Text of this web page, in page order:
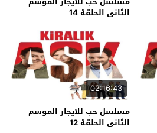
الثاني الحلقة 14
02:16:43
مسلسل حب للايجار الموسم
الثاني الحلقة 12